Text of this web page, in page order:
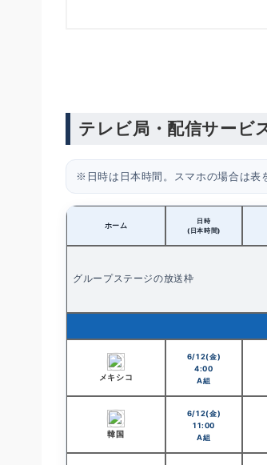
テレビ局・配信サービ
※日時は日本時間。スマホの場合は表
ホーム
日時
(日本時間)
グループステージの放送枠
メキシコ
6/12(金)
4:00
A組
韓国
6/12(金)
11:00
A組